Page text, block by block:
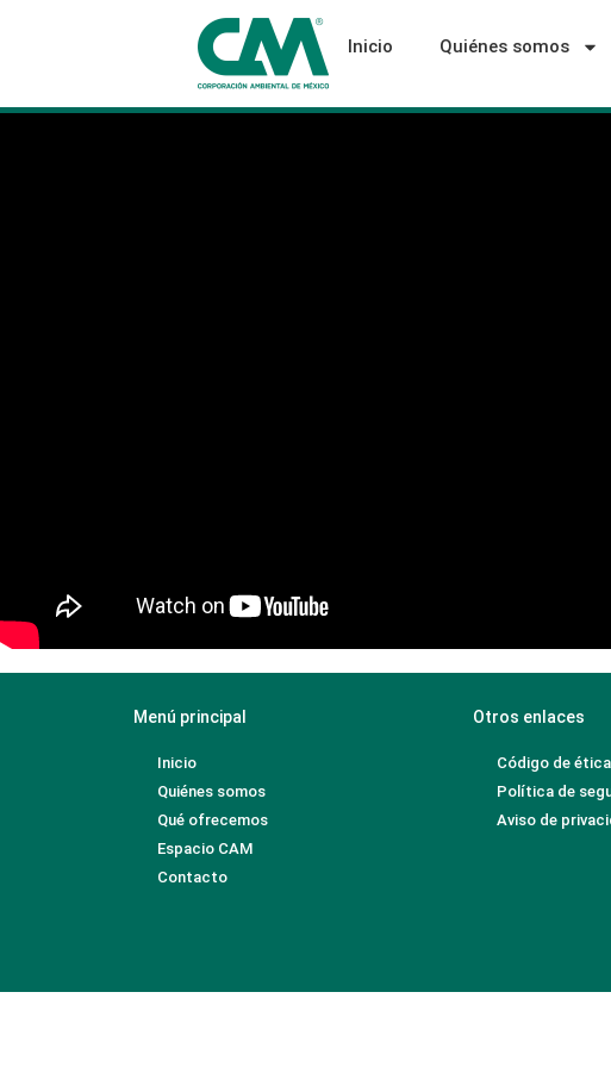
Inicio Quiénes somos
Menú principal Otros enlaces
Inicio
Quiénes somos
Qué ofrecemos
Espacio CAM
Contacto
Código de
Política de
Aviso de